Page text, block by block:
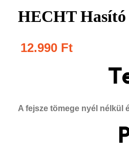
HECHT Hasító
12.990 Ft
A fejsze tömege nyél nélkül